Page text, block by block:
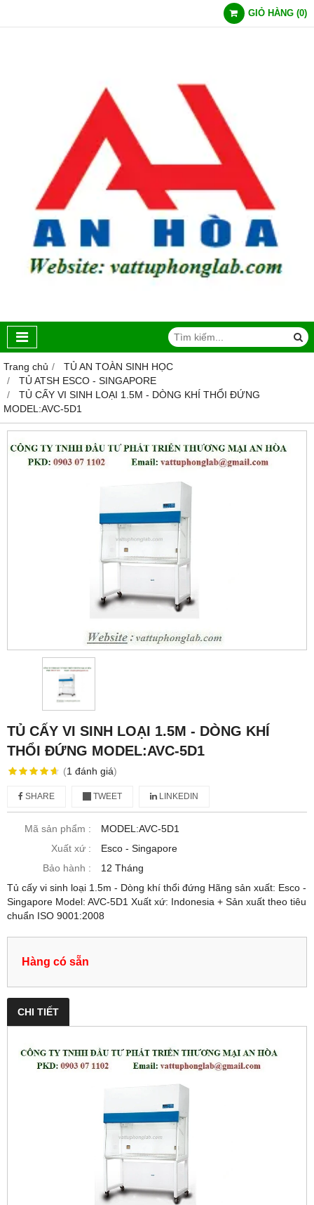
GIỎ HÀNG (0)
Trang chủ
TỦ AN TOÀN SINH HỌC
TỦ ATSH ESCO - SINGAPORE
TỦ CẤY VI SINH LOẠI 1.5M - DÒNG KHÍ THỔI ĐỨNG
MODEL:AVC-5D1
TỦ CẤY VI SINH LOẠI 1.5M - DÒNG KHÍ
THỔI ĐỨNG MODEL:AVC-5D1
(1 đánh giá)
SHARE TWEET LINKEDIN
Mã sản phẩm :
MODEL:AVC-5D1
Xuất xứ :
Esco - Singapore
Bảo hành :
12 Tháng
Tủ cấy vi sinh loại 1.5m - Dòng khí thổi đứng Hãng sản xuất: Esco -
Singapore Model: AVC-5D1 Xuất xứ: Indonesia + Sản xuất theo tiêu
chuẩn ISO 9001:2008
Hàng có sẵn
CHI TIẾT